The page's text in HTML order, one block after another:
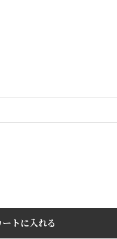
ートに入れる